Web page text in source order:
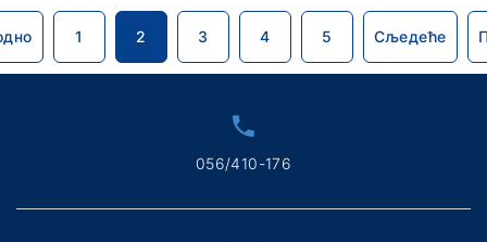
1 2 3 4 5 Сљедеће
056/410-176